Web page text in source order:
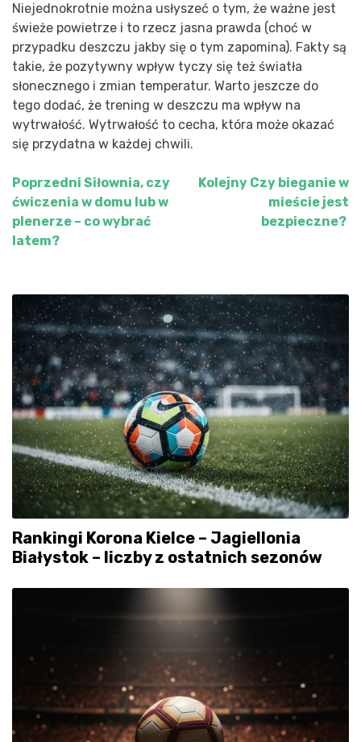
Niejednokrotnie można usłyszeć o tym, że ważne jest
świeże powietrze i to rzecz jasna prawda (choć w
przypadku deszczu jakby się o tym zapomina). Fakty są
takie, że pozytywny wpływ tyczy się też światła
słonecznego i zmian temperatur. Warto jeszcze do
tego dodać, że trening w deszczu ma wpływ na
wytrwałość. Wytrwałość to cecha, która może okazać
się przydatna w każdej chwili.
Nawigacja
wpisu
Poprzedni Siłownia, czy
ćwiczenia w domu lub w
plenerze – co wybrać
latem?
Kolejny Czy bieganie w
mieście jest
bezpieczne?
Rankingi Korona Kielce – Jagiellonia
Białystok – liczby z ostatnich sezonów